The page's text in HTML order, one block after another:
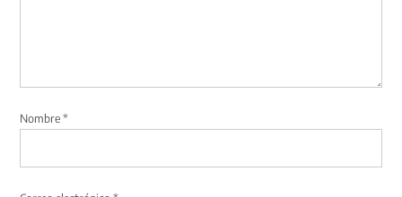
Nombre*